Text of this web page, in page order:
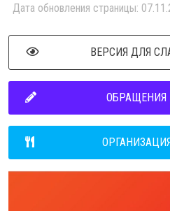
Дата обновления страницы:
ВЕРСИЯ ДЛЯ
ОБРАЩЕНИЯ